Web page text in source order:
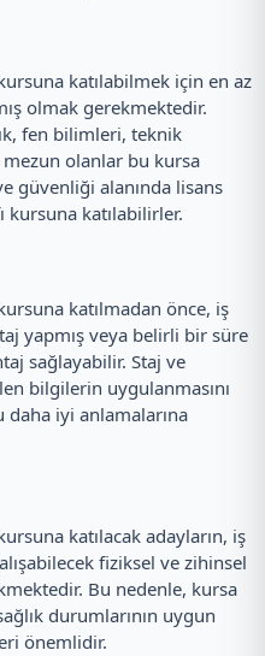
katılabilmek için en az
olmak gerekmektedir.
fen bilimleri, teknik
olanlar bu kursa
güvenliği alanında lisans
kursuna katılabilirler.
katılmadan önce, iş
yapmış veya belirli bir süre
sağlayabilir. Staj ve
bilgilerin uygulanmasını
daha iyi anlamalarına
katılacak adayların, iş
fiziksel ve zihinsel
Bu nedenle, kursa
durumlarının uygun
önemlidir.